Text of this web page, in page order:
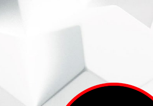
ВИННЫЙ СКЛАД